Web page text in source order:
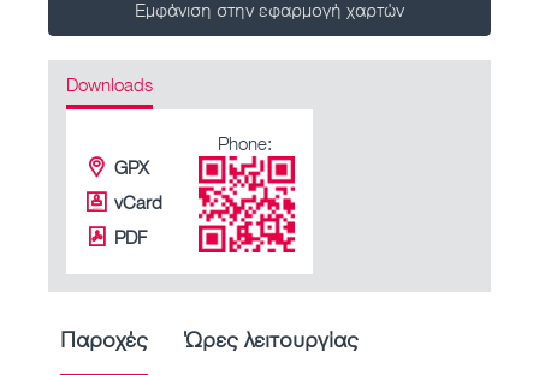
Εμφάνιση στην εφαρμογή χαρτών
Downloads
GPX
vCard
PDF
Phone:
Παροχές Ώρες λειτουργίας